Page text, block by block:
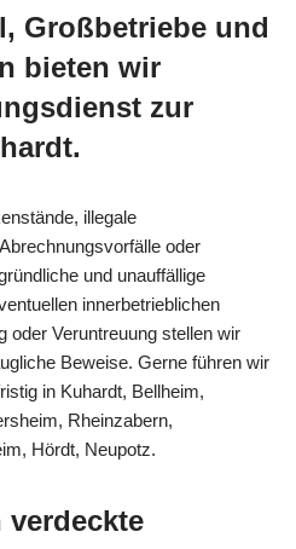
Großbetriebe und
bieten wir
zur
illegale
oder
und unauffällige
innerbetrieblichen
oder Veruntreuung stellen wir
Beweise. Gerne führen wir
in Kuhardt, Bellheim,
Rheinzabern,
Hördt, Neupotz.